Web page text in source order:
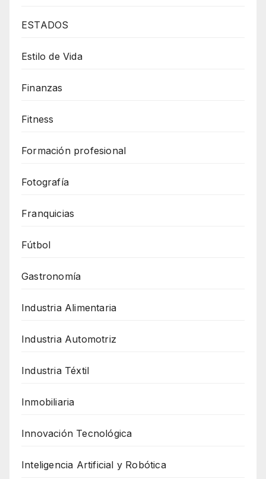
ESTADOS
Estilo de Vida
Finanzas
Fitness
Formación profesional
Fotografía
Franquicias
Fútbol
Gastronomía
Industria Alimentaria
Industria Automotriz
Industria Téxtil
Inmobiliaria
Innovación Tecnológica
Inteligencia Artificial y Robótica